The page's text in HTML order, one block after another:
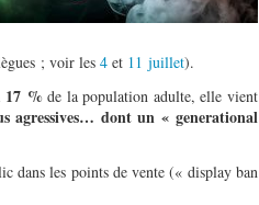
; voir les 4 et 11 juillet).
17 %de la population adulte, elle vient
agressives… dont un « generational
dans les points de vente (« display ban